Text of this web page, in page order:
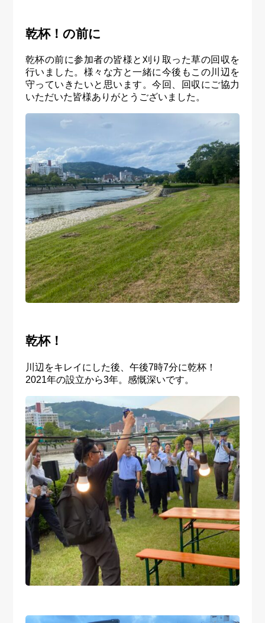
乾杯！の前に
乾杯の前に参加者の皆様と刈り取った草の回収を
行いました。様々な方と一緒に今後もこの川辺を
守っていきたいと思います。今回、回収にご協力
いただいた皆様ありがとうございました。
乾杯！
川辺をキレイにした後、午後7時7分に乾杯！
2021年の設立から3年。感慨深いです。